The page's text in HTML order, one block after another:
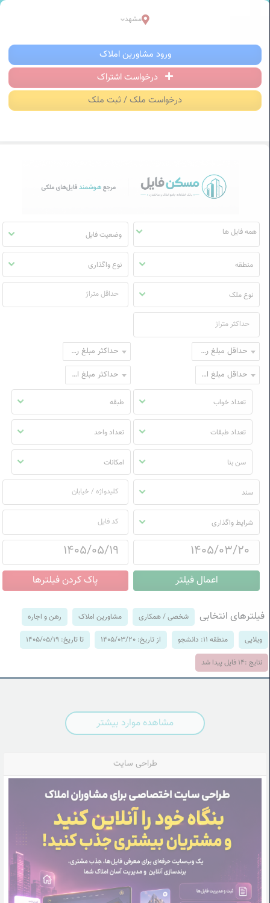
مسکن فایل | خرید، فروش، رهن و اجاره
مشهد
ورود مشاورین املاک
درخواست اشتراک
درخواست ملک / ثبت ملک
منوی
وضعیت فایل
منطقه نوع واگذاری
نوع ملک
حداقل مبلغ رهن
حداکثر مبلغ رهن
حداقل مبلغ اجاره
حداکثر مبلغ اجاره
تعداد خواب طبقه
تعداد طبقات تعداد واحد
سن بنا امکانات
سند
شرایط واگذاری
فیلترهای انتخابی شخصی / همکاری مشاورین املاک رهن و اجاره
ویلایی منطقه 11: دانشجو از تاریخ: 1405/03/20 تا تاریخ: 1405/05/19
نتایج :14 فایل پیدا شد
مشاهده موارد بیشتر
طراحی سایت